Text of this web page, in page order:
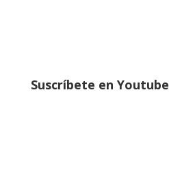
Suscríbete en Youtube